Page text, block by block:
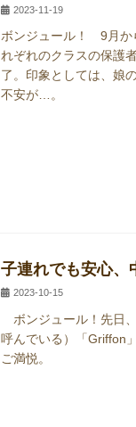
2023-11-19
ボンジュール！ 9月か
れぞれのクラスの保護
了。印象としては、娘
不安が…。
子連れでも安心、
2023-10-15
ボンジュール！先日
呼んでいる）「Griffon
ご満悦。